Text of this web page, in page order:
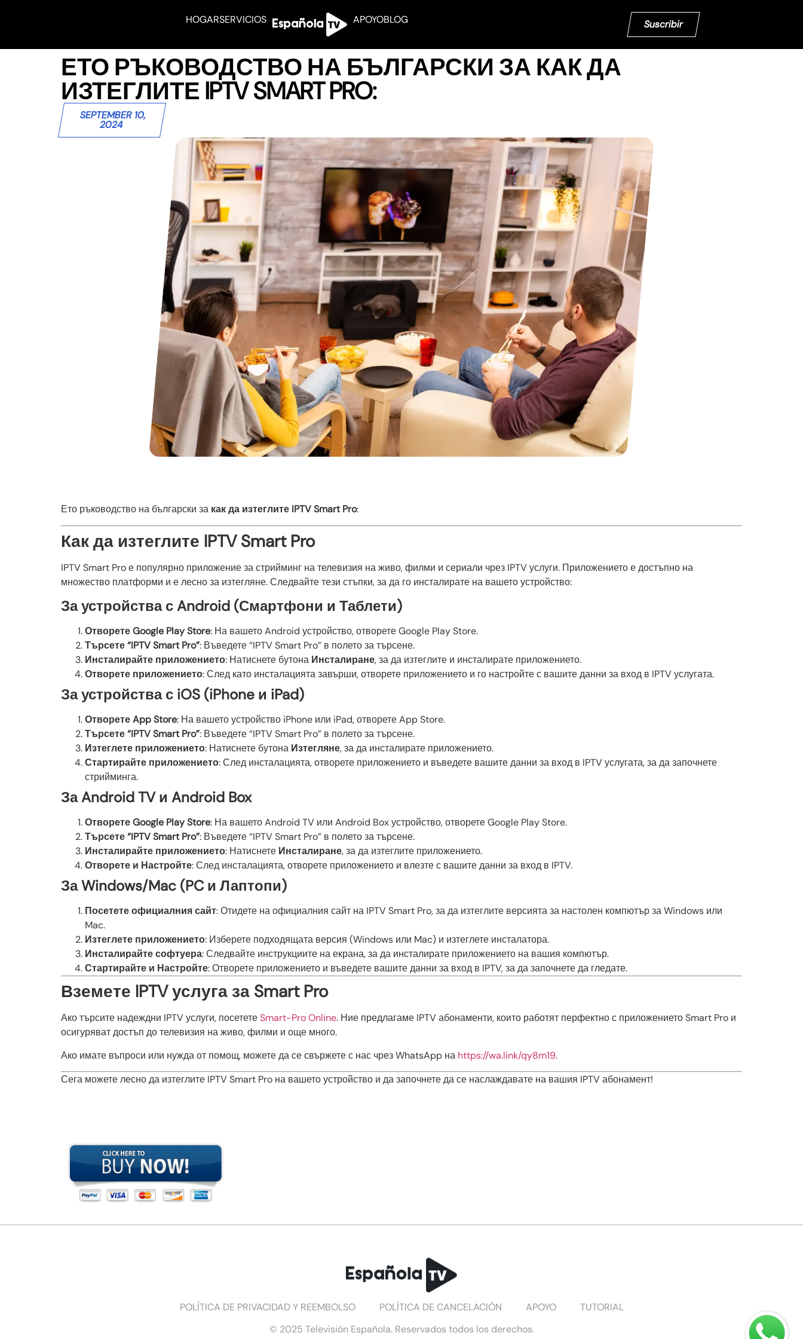
HOGARSERVICIOS APOYOBLOG Suscribir
ЕТО РЪКОВОДСТВО НА БЪЛГАРСКИ ЗА КАК ДА
ИЗТЕГЛИТЕ IPTV SMART PRO:
SEPTEMBER 10,
2024
Ето ръководство на български за как да изтеглите IPTV Smart Pro:
Как да изтеглите IPTV Smart Pro
IPTV Smart Pro е популярно приложение за стрийминг на телевизия на живо, филми и сериали чрез IPTV услуги. Приложението е достъпно на
множество платформи и е лесно за изтегляне. Следвайте тези стъпки, за да го инсталирате на вашето устройство:
За устройства с Android (Смартфони и Таблети)
Отворете Google Play Store: На вашето Android устройство, отворете Google Play Store.
Търсете “IPTV Smart Pro”: Въведете “IPTV Smart Pro” в полето за търсене.
Инсталирайте приложението: Натиснете бутона Инсталиране, за да изтеглите и инсталирате приложението.
Отворете приложението: След като инсталацията завърши, отворете приложението и го настройте с вашите данни за вход в IPTV услугата.
За устройства с iOS (iPhone и iPad)
Отворете App Store: На вашето устройство iPhone или iPad, отворете App Store.
Търсете “IPTV Smart Pro”: Въведете “IPTV Smart Pro” в полето за търсене.
Изтеглете приложението: Натиснете бутона Изтегляне, за да инсталирате приложението.
Стартирайте приложението: След инсталацията, отворете приложението и въведете вашите данни за вход в IPTV услугата, за да започнете
стрийминга.
За Android TV и Android Box
Отворете Google Play Store: На вашето Android TV или Android Box устройство, отворете Google Play Store.
Търсете “IPTV Smart Pro”: Въведете “IPTV Smart Pro” в полето за търсене.
Инсталирайте приложението: Натиснете Инсталиране, за да изтеглите приложението.
Отворете и Настройте: След инсталацията, отворете приложението и влезте с вашите данни за вход в IPTV.
За Windows/Mac (PC и Лаптопи)
Посетете официалния сайт: Отидете на официалния сайт на IPTV Smart Pro, за да изтеглите версията за настолен компютър за Windows или
Mac.
Изтеглете приложението: Изберете подходящата версия (Windows или Mac) и изтеглете инсталатора.
Инсталирайте софтуера: Следвайте инструкциите на екрана, за да инсталирате приложението на вашия компютър.
Стартирайте и Настройте: Отворете приложението и въведете вашите данни за вход в IPTV, за да започнете да гледате.
Вземете IPTV услуга за Smart Pro
Ако търсите надеждни IPTV услуги, посететеSmart-Pro Online. Ние предлагаме IPTV абонаменти, които работят перфектно с приложението Smart Pro и
осигуряват достъп до телевизия на живо, филми и още много.
Ако имате въпроси или нужда от помощ, можете да се свържете с нас чрез WhatsApp на https://wa.link/qy8m19.
Сега можете лесно да изтеглите IPTV Smart Pro на вашето устройство и да започнете да се наслаждавате на вашия IPTV абонамент!
POLÍTICA DE PRIVACIDAD Y REEMBOLSO POLÍTICA DE CANCELACIÓN APOYO
TUTORIAL
© 2025 Televisión Española. Reservados todos los derechos.